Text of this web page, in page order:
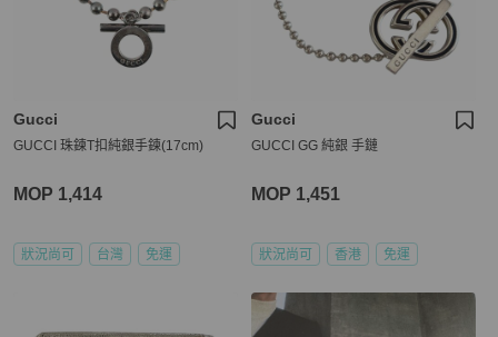
Gucci
GUCCI 珠鍊T扣純銀手鍊(17cm)
MOP 1,414
狀況尚可 台灣 免運
Gucci
GUCCI GG 純銀 手鏈
MOP 1,451
狀況尚可 香港 免運